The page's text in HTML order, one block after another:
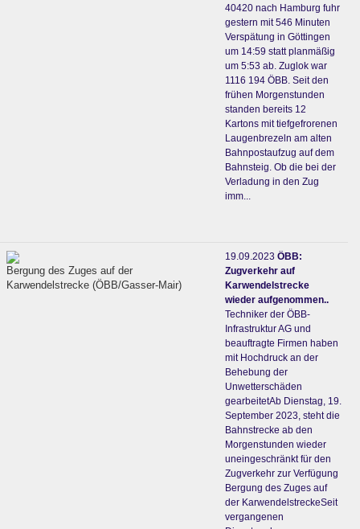
40420 nach Hamburg fuhr
gestern mit 546 Minuten
Verspätung in Göttingen
um 14:59 statt planmäßig
um 5:53 ab. Zuglok war
1116 194 ÖBB. Seit den
frühen Morgenstunden
standen bereits 12
Kartons mit tiefgefrorenen
Laugenbrezeln am alten
Bahnpostaufzug auf dem
Bahnsteig. Ob die bei der
Verladung in den Zug
imm...
Bergung des Zuges auf der
Karwendelstrecke (ÖBB/Gasser-Mair)
19.09.2023 ÖBB:
Zugverkehr auf
Karwendelstrecke
wieder aufgenommen..
Techniker der ÖBB-
Infrastruktur AG und
beauftragte Firmen haben
mit Hochdruck an der
Behebung der
Unwetterschäden
gearbeitetAb Dienstag, 19.
September 2023, steht die
Bahnstrecke ab den
Morgenstunden wieder
uneingeschränkt für den
Zugverkehr zur Verfügung
Bergung des Zuges auf
der KarwendelstreckeSeit
vergangenen